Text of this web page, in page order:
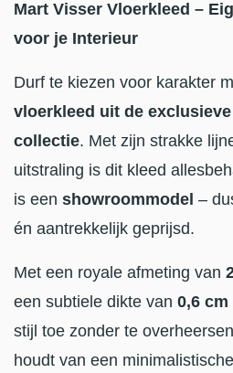
Mart Visser Vloerkleed –
voor je Interieur
Durf te kiezen voor karakter
vloerkleed uit de
collectie. Met zijn strakke
uitstraling is dit kleed
is een showroommodel –
én aantrekkelijk geprijsd.
Met een royale afmeting van
een subtiele dikte van 0,6 cm
stijl toe zonder te
houdt van een